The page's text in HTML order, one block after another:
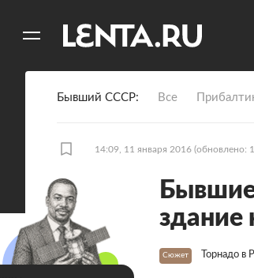
Бывший СССР Все
14:09, 11 января 2016 (обновлено:
здание
Сюжет Торнадо в